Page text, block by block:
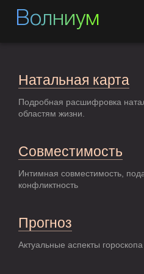
Волниум
Натальная карта
Подробная расшифровка
областям жизни.
Совместимость
Интимная совместимость,
конфликтность
Прогноз
Актуальные аспекты